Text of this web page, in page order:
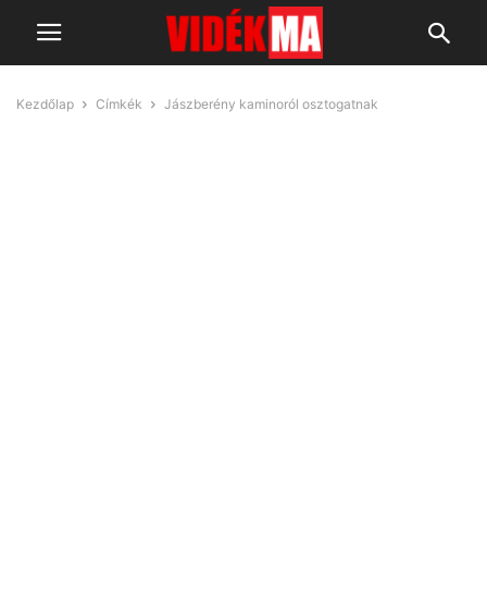
Kezdőlap Címkék Jászberény kaminoról osztogatnak